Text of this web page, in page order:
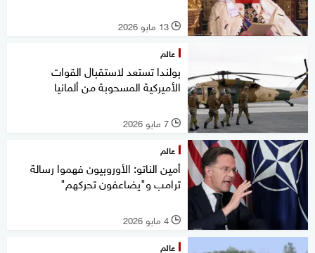
l 13 مايو 2026
عالم
بولندا تستعد لاستقبال القوات
الأميركية المسحوبة من ألمانيا
l 7 مايو 2026
عالم
أمين الناتو: الأوروبيون فهموا رسالة
ترامب و"يضاعفون تحركهم"
l 4 مايو 2026
عالم